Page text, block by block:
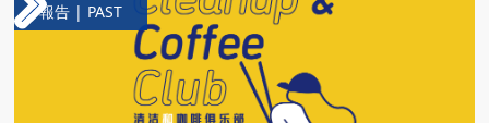
報告 | PAST